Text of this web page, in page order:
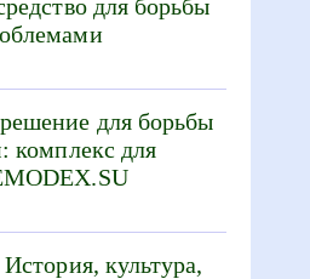
для борьбы
для борьбы
комплекс для
культура,